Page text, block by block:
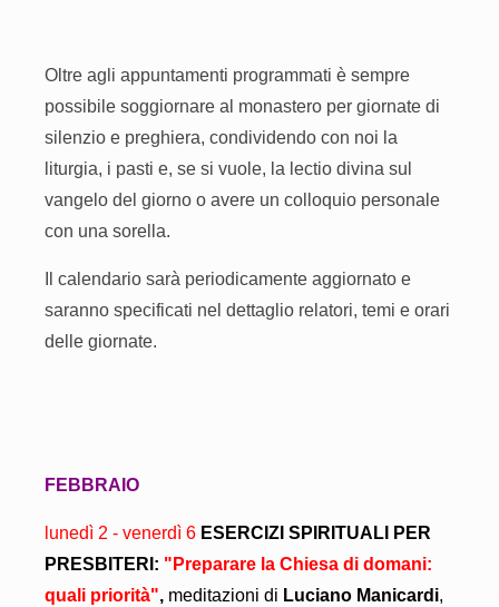
Oltre agli appuntamenti programmati è sempre
possibile soggiornare al monastero per giornate di
silenzio e preghiera, condividendo con noi la
liturgia, i pasti e, se si vuole, la lectio divina sul
vangelo del giorno o avere un colloquio personale
con una sorella.
Il calendario sarà periodicamente aggiornato e
saranno specificati nel dettaglio relatori, temi e orari
delle giornate.
FEBBRAIO
lunedì 2 - venerdì 6 ESERCIZI SPIRITUALI PER
PRESBITERI: "Preparare la Chiesa di domani:
quali priorità", meditazioni di Luciano Manicardi,